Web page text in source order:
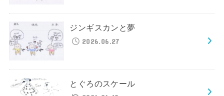
ジンギスカンと夢
2026.06.27
とぐろのスケール